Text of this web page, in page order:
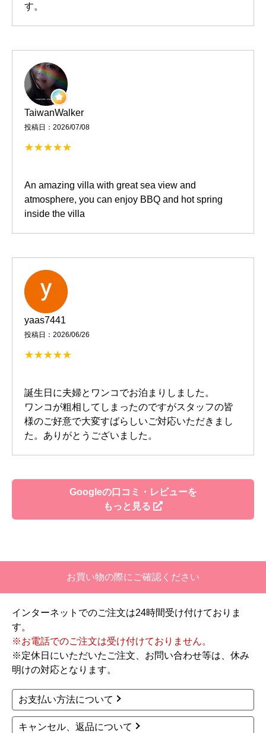
す。
TaiwanWalker
投稿日：2026/07/08
An amazing villa with great sea view and
atmosphere, you can enjoy BBQ and hot spring
inside the villa
yaas7441
投稿日：2026/06/26
誕生日に夫婦とワンコでお泊まりしました。
ワンコが粗相してしまったのですがスタッフの皆
様のご好意で大変すばらしいご対応いただきまし
た。ありがとうございました。
Googleの口コミ・レビューを
もっと見る
お買い物の際にご確認ください
インターネットでのご注文は24時間受け付けておりま
す。
※お電話でのご注文は受け付けておりません。
※定休日にいただいたご注文、お問い合わせ等は、休み
明けの対応となります。
お支払い方法について
キャンセル、返品について